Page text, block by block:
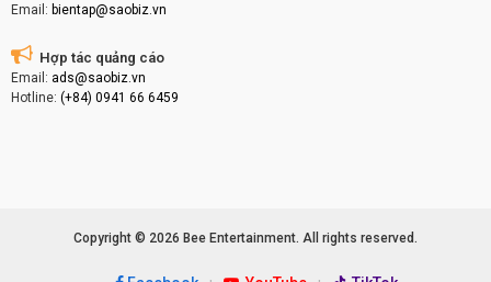
Email: bientap@saobiz.vn
Hợp tác quảng cáo
Email: ads@saobiz.vn
Hotline: (+84) 0941 66 6459
Copyright © 2026 Bee Entertainment. All rights reserved.